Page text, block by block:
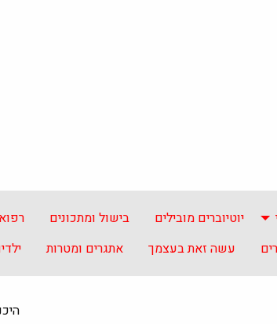
יוטיוברים מובילים בישול ומתכונים
עשה זאת בעצמך אתגרים ומטרות